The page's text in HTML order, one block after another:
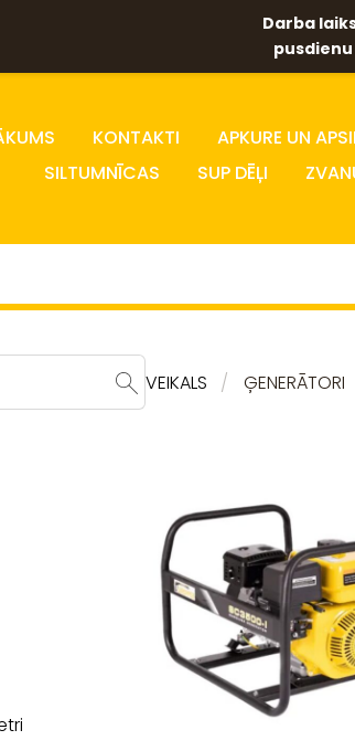
Darba
KONTAKTI APKURE UN
SILTUMNĪCAS
SUP DĒĻI
VEIKALS ĢENERĀTORI